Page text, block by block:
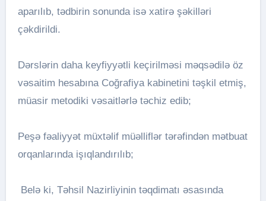
aparılıb, tədbirin sonunda isə xatirə şəkilləri
çəkdirildi.
Dərslərin dahа keyfiyyətli keçirilməsi məqsədilə öz
vəsaitim hesabına Coğrafiya kabinetini təşkil etmiş,
müasir metodiki vəsaitlərlə təchiz edib;
Peşə fəaliyyət müxtəlif müəlliflər tərəfindən mətbuat
orqanlarında işıqlandırılıb;
Belə ki, Təhsil Nazirliyinin təqdimatı əsasında